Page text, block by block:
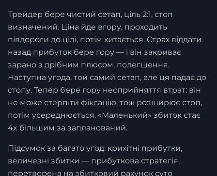
Трейдер бере чистий сетап, ціль 2:1, стоп
визначений. Ціна йде вгору, проходить
півдороги до цілі, потім хитається. Страх віддати
назад прибуток бере гору — і він закриває
зарано з дрібним плюсом, полегшення.
Наступна угода, той самий сетап, але ця падає до
стопу. Тепер бере гору несприйняття втрат: він
не може стерпіти фіксацію, тож розширює стоп,
потім усереднюється. «Маленький» збиток стає
4x більшим за запланований.
Підсумок за багато угод: крихітні прибутки,
величезні збитки — прибуткова стратегія,
перетворена на збитковий рахунок суто